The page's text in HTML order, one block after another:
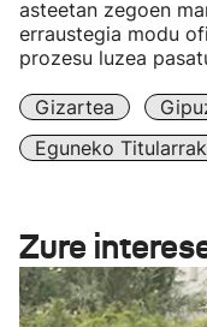
asteetan zegoen
erraustegia modu
prozesu luzea
Gizartea
Eguneko Titularrak
Zure